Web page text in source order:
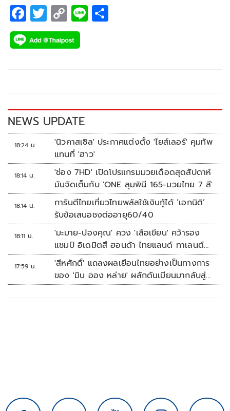
Steaming สื่อ Online ด้วยความมุ่งมั่นตั้งใจประกอบกับความ
เชี่ยวชาญของทีมงาน พร้อมให้บริการเป็นอย่างดี เพื่อให้งาน
แต่ละงานบรรลุผลสำเร็จและเป็นที่พึงพอใจของลูกค้าอย่างสูงสุด
F
ac
e
k
T
wi
tt
C
o
p
k
Li
NEWS UPDATE
18:24 น.
'นิวคาสเซิล' ประกาศแต่งตั้ง 'ไยส์เลอร์' คุมทัพ
แทนที่ 'ฮาว'
18:14 น.
'ช่อง 7HD' เปิดโปรแกรมมวยเดือดสุดสัปดาห์
มันจัดเต็มกับ 'ONE ลุมพินี 165-มวยไทย 7 สี'
18:14 น.
การันตีไทยเที่ยวไทยพลัสใช้เงินกู้ได้ ‘เอกนิติ’
รับข้อเสนอชงต่ออายุ60/40
18:11 น.
'มะมาย-ปองคุณ' ควง 'เสือเขียน' คว้ารอง
แชมป์ อิเดมิตสึ ฮอนด้า ไทยแลนด์ ทาเลนต์
คัพ สนาม 3
17:59 น.
'สีหศักดิ์' แถลงผลเยือนไทยอย่างเป็นทางการ
ของ 'มิน ออง หล่าย' ผลักดันเมียนมากลับสู่
อาเซียน